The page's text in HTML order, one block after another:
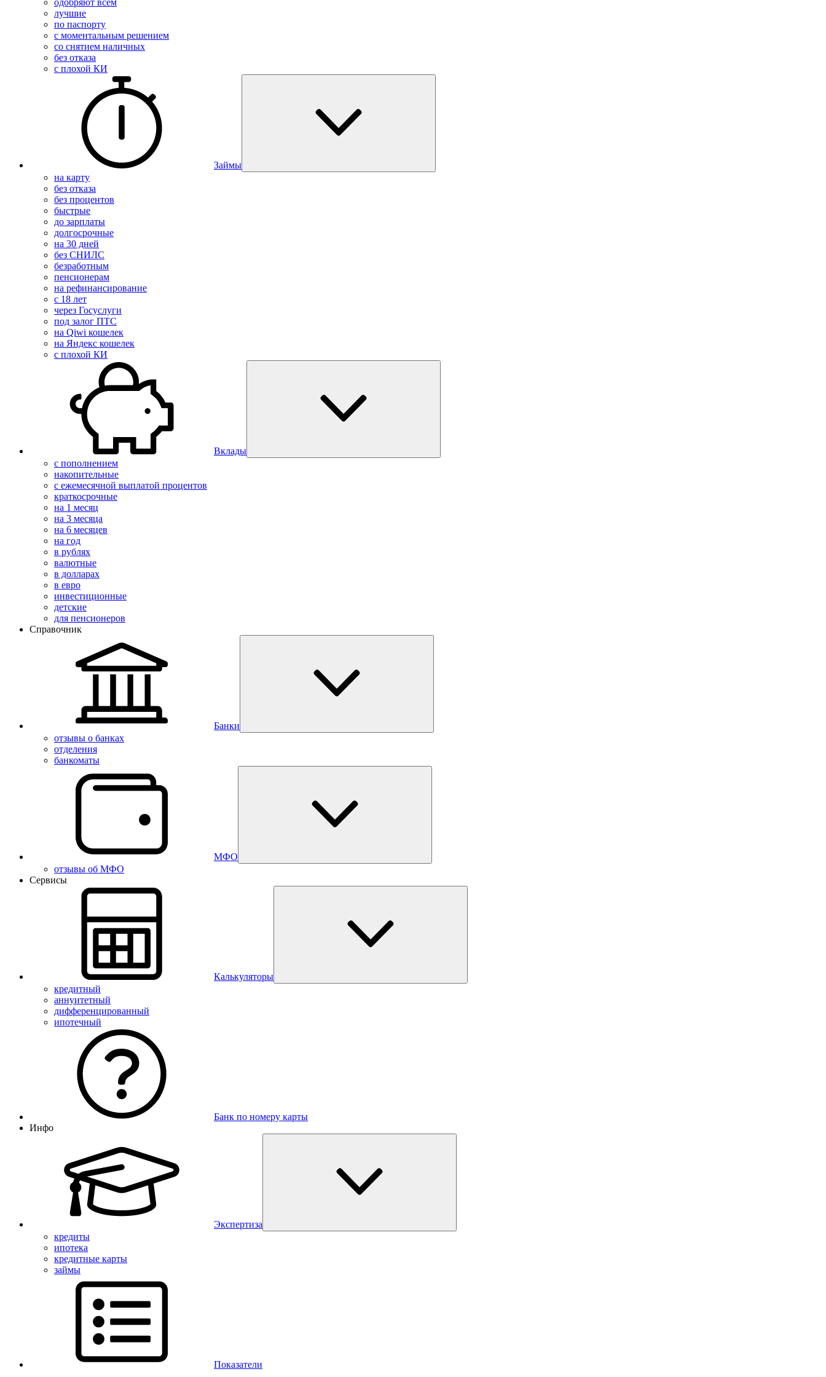
одобряют всем
лучшие
по паспорту
с моментальным решением
со снятием наличных
без отказа
с плохой КИ
Займы
на карту
без отказа
без процентов
быстрые
до зарплаты
долгосрочные
на 30 дней
без СНИЛС
безработным
пенсионерам
на рефинансирование
с 18 лет
через Госуслуги
под залог ПТС
на Qiwi кошелек
на Яндекс кошелек
с плохой КИ
Вклады
с пополнением
накопительные
с ежемесячной выплатой процентов
краткосрочные
на 1 месяц
на 3 месяца
на 6 месяцев
на год
в рублях
валютные
в долларах
в евро
инвестиционные
детские
для пенсионеров
Справочник
Банки
отзывы о банках
отделения
банкоматы
МФО
отзывы об МФО
Сервисы
Калькуляторы
кредитный
аннуитетный
дифференцированный
ипотечный
Банк по номеру карты
Инфо
Экспертиза
кредиты
ипотека
кредитные карты
займы
Показатели